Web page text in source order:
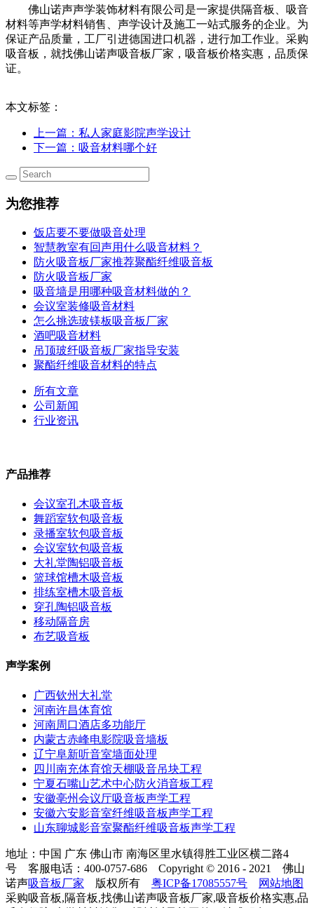
佛山诺声声学装饰材料有限公司是一家提供隔音板、吸音
材料等声学材料销售、声学设计及施工一站式服务的企业。为
保证产品质量，工厂引进德国进口机器，进行加工作业。采购
吸音板，就找佛山诺声吸音板厂家，吸音板价格实惠，品质保
证。
本文标签：
上一篇 ：私人家庭影院声学设计
下一篇 ：吸音材料哪个好
为您推荐
饭店要不要做吸音处理
智慧教室有回声用什么吸音材料？
防火吸音板厂家推荐聚酯纤维吸音板
防火吸音板厂家
吸音墙是用哪种吸音材料做的？
会议室装修吸音材料
怎么挑选玻镁板吸音板厂家
酒吧吸音材料
吊顶玻纤吸音板厂家指导安装
聚酯纤维吸音材料的特点
所有文章
公司新闻
行业资讯
产品推荐
会议室孔木吸音板
舞蹈室软包吸音板
录播室软包吸音板
会议室软包吸音板
大礼堂陶铝吸音板
篮球馆槽木吸音板
排练室槽木吸音板
穿孔陶铝吸音板
移动隔音房
布艺吸音板
声学案例
广西钦州大礼堂
河南许昌体育馆
河南周口酒店多功能厅
内蒙古赤峰电影院吸音墙板
辽宁阜新听音室墙面处理
四川南充体育馆天棚吸音吊块工程
宁夏石嘴山艺术中心防火消音板工程
安徽亳州会议厅吸音板声学工程
安徽六安影音室纤维吸音板声学工程
山东聊城影音室聚酯纤维吸音板声学工程
地址：中国 广东 佛山市 南海区里水镇得胜工业区横二路4
号 客服电话：400-0757-686 Copyright © 2016 - 2021 佛山
诺声吸音板厂家 版权所有 粤ICP备17085557号
网站地图
采购吸音板,隔音板,找佛山诺声吸音板厂家,吸音板价格实惠,品